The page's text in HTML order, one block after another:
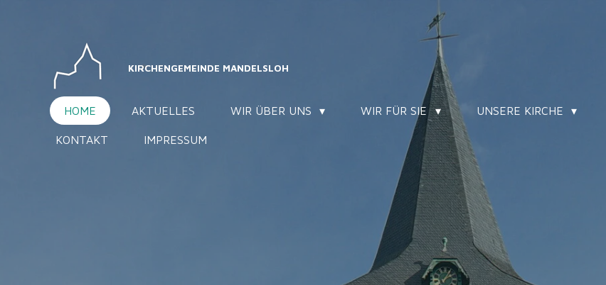
KIRCHENGEMEINDE MANDELSLOH
HOME AKTUELLES WIR ÜBER UNS WIR FÜR SIE UNSERE KIRCHE
KONTAKT IMPRESSUM